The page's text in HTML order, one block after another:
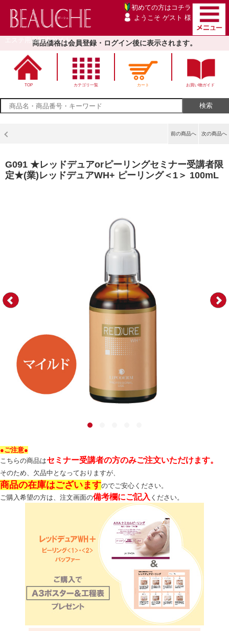
エステ用品卸売サイト
初めての方は コチラ
ようこそ ゲスト 様
商品価格は会員登録・ログイン後に表示されます。
TOP カテゴリ一覧 カート お買い物ガイド
次の商品へ
前の商品へ
G091 ★レッドデュアorピーリングセミナー受講者限
定★(業)レッドデュアWH+ ピーリング＜1＞ 100mL
●ご注意●
こちらの商品はセミナー受講者の方のみご注文いただけます。
そのため、欠品中となっておりますが、
商品の在庫はございますのでご安心ください。
ご購入希望の方は、注文画面の備考欄にご記入 ください。